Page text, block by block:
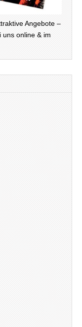
Angebote –
uns online & im